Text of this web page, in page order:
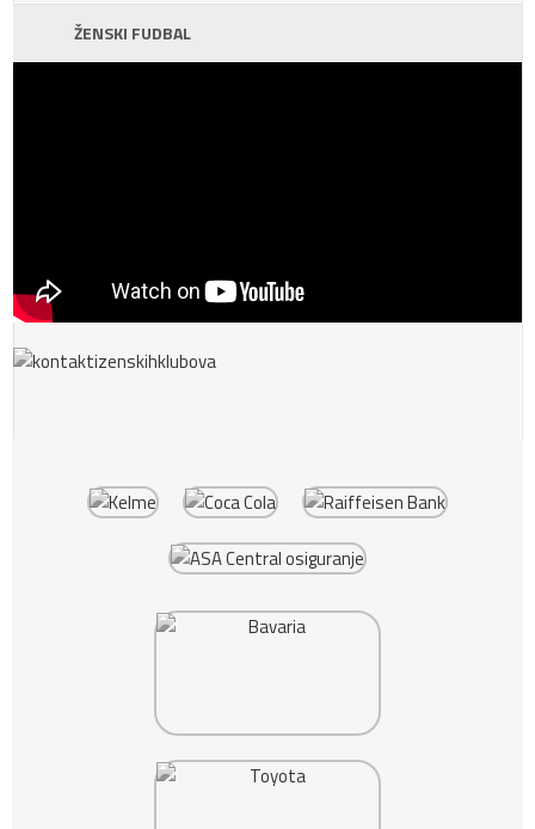
ŽENSKI FUDBAL